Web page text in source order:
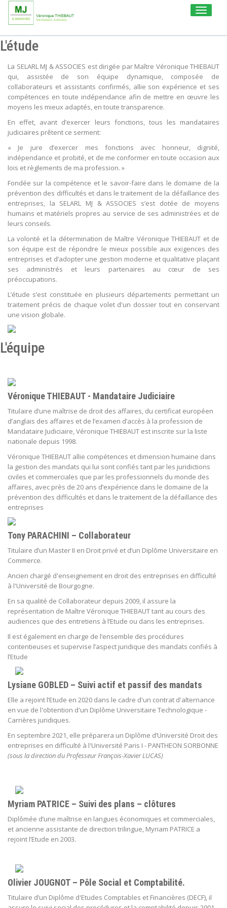
Toggle
L'étude
La SELARL MJ & ASSOCIES est dirigée par Maître Véronique THIEBAUT
qui, assistée de son équipe dynamique, composée de
collaborateurs et assistants confirmés, allie son expérience et ses
compétences en toute indépendance afin de mettre en œuvre les
moyens les mieux adaptés, en toute transparence.
En effet, avant d’exercer leurs fonctions, tous les mandataires
judiciaires prêtent ce serment:
« Je jure d’exercer mes fonctions avec honneur, dignité,
indépendance et probité, et de me conformer en toute occasion aux
lois et règlements de ma profession. »
Fondée sur la compétence et le savoir-faire dans le domaine de la
prévention des difficultés et dans le traitement de la défaillance des
entreprises, la SELARL MJ & ASSOCIES s’est dotée de moyens
humains et matériels propres au service de ses administrées et de
leurs conseils.
La volonté et la détermination de Maître Véronique THIEBAUT et de
son équipe est de répondre le mieux possible aux exigences des
entreprises et d’adopter une gestion moderne et qualitative plaçant
ses administrés et leurs partenaires au cœur de ses
préoccupations.
L’étude s’est constituée en plusieurs départements permettant un
traitement précis de chaque volet d'un dossier tout en conservant
une vision globale.
L'équipe
Véronique THIEBAUT - Mandataire Judiciaire
Titulaire d’une maîtrise de droit des affaires, du certificat européen
d’anglais des affaires et de l’examen d’accès à la profession de
Mandataire Judiciaire, Véronique THIEBAUT est inscrite sur la liste
nationale depuis 1998.
Véronique THIEBAUT allie compétences et dimension humaine dans
la gestion des mandats qui lui sont confiés tant par les juridictions
civiles et commerciales que par les professionnels du monde des
affaires, avec près de 20 ans d’expérience dans le domaine de la
prévention des difficultés et dans le traitement de la défaillance des
entreprises
Tony PARACHINI – Collaborateur
Titulaire d’un Master II en Droit privé et d’un Diplôme Universitaire en
Commerce.
Ancien chargé d'enseignement en droit des entreprises en difficulté
à l'Université de Bourgogne.
En sa qualité de Collaborateur depuis 2009, il assure la
représentation de Maître Véronique THIEBAUT tant au cours des
audiences que des entretiens à l’Etude ou dans les entreprises.
Il est également en charge de l’ensemble des procédures
contentieuses et supervise l’aspect juridique des mandats confiés à
l’Etude
Lysiane GOBLED – Suivi actif et passif des mandats
Elle a rejoint l’Etude en 2020 dans le cadre d'un contrat d'alternance
en vue de l'obtention d'un Diplôme Universitaire Technologique -
Carrières juridiques.
En septembre 2021, elle préparera un Diplôme d’Université Droit des
entreprises en difficulté à l'Université Paris I - PANTHEON SORBONNE
(sous la direction du Professeur François-Xavier LUCAS)
Myriam PATRICE – Suivi des plans – clôtures
Diplômée d’une maîtrise en langues économiques et commerciales,
et ancienne assistante de direction trilingue, Myriam PATRICE a
rejoint l’Etude en 2003.
Olivier JOUGNOT – Pôle Social et Comptabilité.
Titulaire d’un Diplôme d'Etudes Comptables et Financières (DECF), il